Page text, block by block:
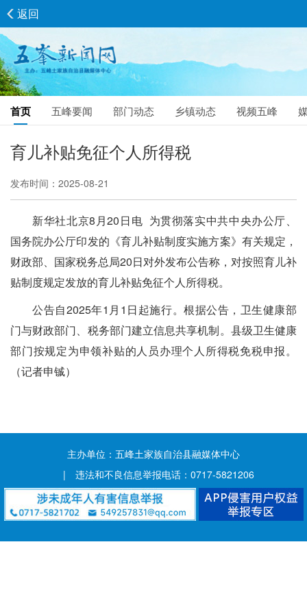
首页 五峰要闻 部门动态 乡镇动态 视频五峰
返回
育儿补贴免征个人所得税
发布时间：2025-08-21
新华社北京8月20日电 为贯彻落实中共中央办公厅、
国务院办公厅印发的《育儿补贴制度实施方案》有关规定，
财政部、国家税务总局20日对外发布公告称，对按照育儿补
贴制度规定发放的育儿补贴免征个人所得税。
公告自2025年1月1日起施行。根据公告，卫生健康部
门与财政部门、税务部门建立信息共享机制。县级卫生健康
部门按规定为申领补贴的人员办理个人所得税免税申报。
（记者申铖）
主办单位：五峰土家族自治县融媒体中心
| 违法和不良信息举报电话：0717-5821206